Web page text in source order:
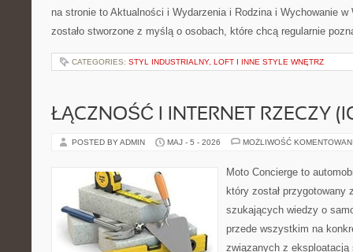
na stronie to Aktualności i Wydarzenia i Rodzina i Wychowanie
zostało stworzone z myślą o osobach, które chcą regularnie
CATEGORIES: STYL INDUSTRIALNY, LOFT I INNE STYLE WNĘTRZ
ŁĄCZNOŚĆ I INTERNET RZECZY
POSTED BY ADMIN MAJ - 5 - 2026 MOŻLIWOŚĆ
Moto Concierge to
który został przygotowany
szukających wiedzy o
przede wszystkim na
związanych z eksploatacją